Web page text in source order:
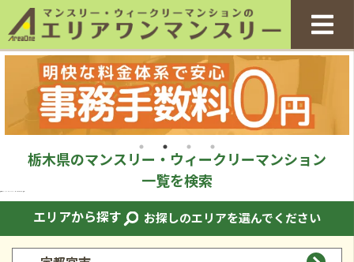
栃木県のマンスリー・ウィークリーマンション
一覧を検索
エリアから探す お探しのエリアを選んでください